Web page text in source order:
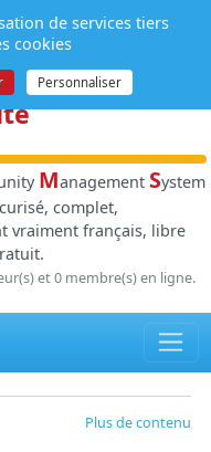
de
Management System
complet,
vraiment français, libre
et 0 membre(s) en ligne.
Plus de contenu
de services tiers
cookies
Personnaliser